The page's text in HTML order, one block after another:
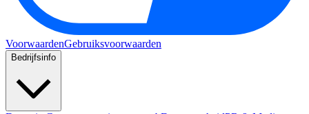
VoorwaardenGebruiksvoorwaarden
Bedrijfsinfo